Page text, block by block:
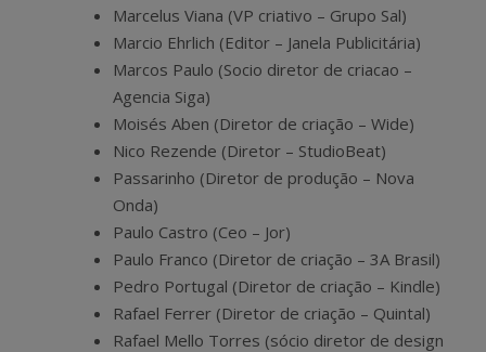
Marcelus Viana (VP criativo – Grupo Sal)
Marcio Ehrlich (Editor – Janela Publicitária)
Marcos Paulo (Socio diretor de criacao –
Agencia Siga)
Moisés Aben (Diretor de criação – Wide)
Nico Rezende (Diretor – StudioBeat)
Passarinho (Diretor de produção – Nova
Onda)
Paulo Castro (Ceo – Jor)
Paulo Franco (Diretor de criação – 3A Brasil)
Pedro Portugal (Diretor de criação – Kindle)
Rafael Ferrer (Diretor de criação – Quintal)
Rafael Mello Torres (sócio diretor de design